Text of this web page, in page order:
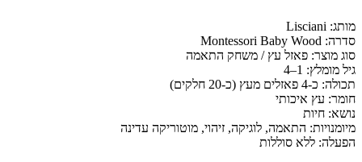
מותג: Lisciani
סדרה: Montessori Baby Wood
סוג מוצר: פאזל עץ / משחק התאמה
גיל מומלץ: 1–4
תכולה: כ-4 פאזלים מעץ (כ-20 חלקים)
חומר: עץ איכותי
נושא: חיות
מיומנויות: התאמה, לוגיקה, זיהוי, מוטוריקה עדינה
הפעלה: ללא סוללות